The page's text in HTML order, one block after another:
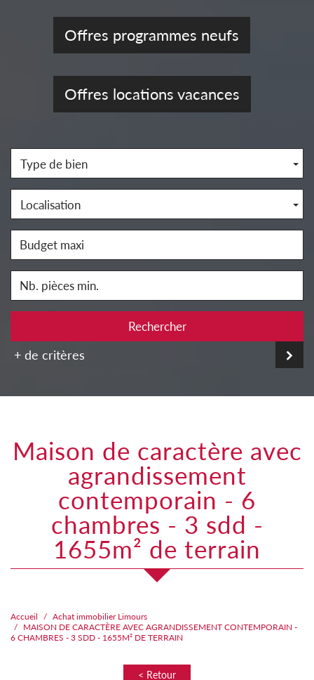
Offres programmes neufs
Offres locations vacances
Type de bien
Localisation
Rechercher
+ de critères
maison de caractère avec
agrandissement
contemporain - 6
chambres - 3 sdd -
1655m² de terrain
Accueil
Achat immobilier Limours
MAISON DE CARACTÈRE AVEC AGRANDISSEMENT CONTEMPORAIN -
6 CHAMBRES - 3 SDD - 1655M² DE TERRAIN
< Retour